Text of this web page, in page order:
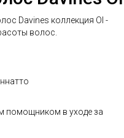
Davines коллекция OI -
волос.
помощником в уходе за